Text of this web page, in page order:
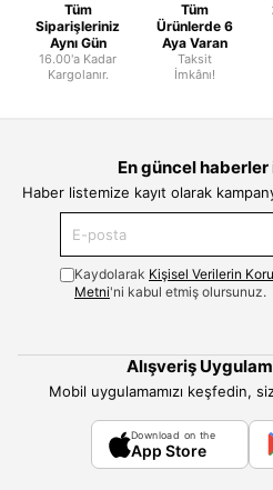
Tüm
Siparişleriniz
Aynı Gün
16.00'a Kadar
Kargolanır.
Tüm
Ürünlerde 6
Aya Varan
Taksit
İmkânı!
En güncel
Haber listemize kayıt olarak
Kaydolarak Kişisel Verilerin
Metni'ni kabul etmiş olursunuz.
Alışveriş
Mobil uygulamamızı keşfedin,
Download on the
App Store